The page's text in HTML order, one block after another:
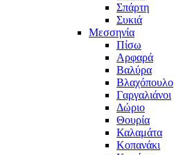
Σπάρτη
Συκιά
Μεσσηνία
Πίσω
Αρφαρά
Βαλύρα
Βλαχόπουλο
Γαργαλιάνοι
Δώριο
Θουρία
Καλαμάτα
Κοπανάκι